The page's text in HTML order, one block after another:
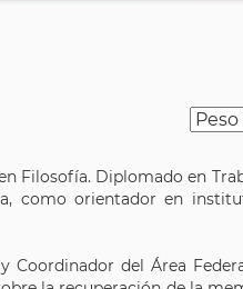
Filosofía. Diplomado en
como orientador en
del Área